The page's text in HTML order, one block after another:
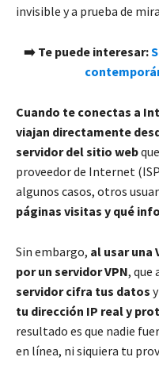
invisible y a prueba de
➡️ Te puede interesar:
Cuando te conectas a
viajan directamente
servidor del sitio web
proveedor de Internet
algunos casos, otros
páginas visitas y qué
Sin embargo, al usar una
por un servidor VPN, que
servidor cifra tus datos
tu dirección IP real y
resultado es que nadie
en línea, ni siquiera tu